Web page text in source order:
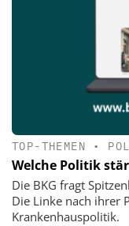
TOP-THEMEN •
Welche Politik
Die BKG fragt
Die Linke nach ihrer
Krankenhauspolitik.